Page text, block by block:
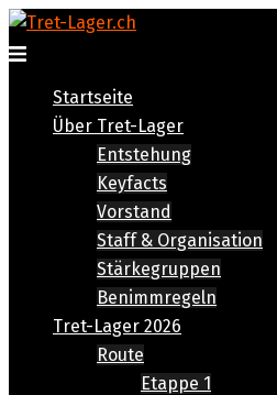
Zum
Inhalt
Menü
Startseite
Über Tret-Lager
Entstehung
Keyfacts
Vorstand
Staff & Organisation
Stärkegruppen
Benimmregeln
Tret-Lager 2026
Route
Etappe 1